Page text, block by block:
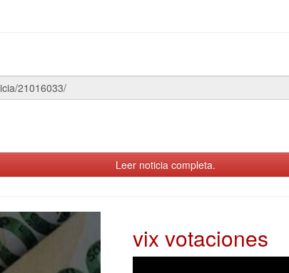
Leer noticia completa.
vix votaciones